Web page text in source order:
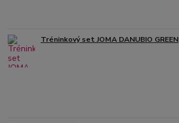
Tréninkový set JOMA DANUBIO GREEN